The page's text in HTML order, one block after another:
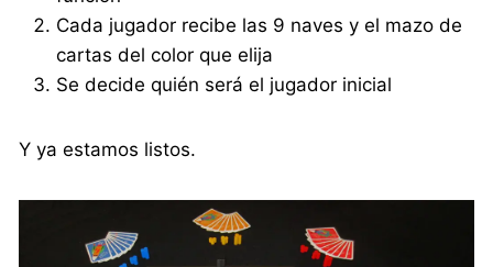
Cada jugador recibe las 9 naves y el mazo de
cartas del color que elija
Se decide quién será el jugador inicial
Y ya estamos listos.